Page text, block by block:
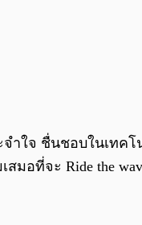
จำใจ ชื่นชอบในเทค
มอที่จะ Ride the